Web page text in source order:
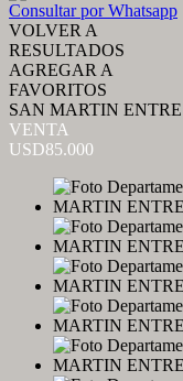
Consultar por Whatsapp
VOLVER A
RESULTADOS
AGREGAR A
FAVORITOS
SAN MARTIN
VENTA
USD85.000